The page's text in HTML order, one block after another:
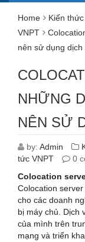
Home Kiến
VNPT
nên sử dụng dịch
NHỮNG
NÊN SỬ
by: Admin
tức VNPT
0
Colocation
Colocation
cho các doanh
bị máy chủ. Dịch
của mình trên
mạng và triển